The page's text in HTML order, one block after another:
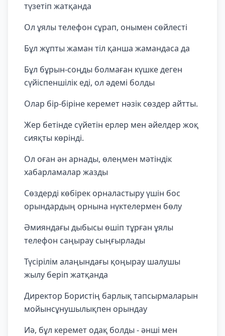
түзетіп жатқанда
Ол ұялы телефон сұрап, онымен сөйлесті
Бұл жұпты жаман тіл қанша жамандаса да
Бұл бұрын-соңды болмаған күшке деген
сүйіспеншілік еді, ол әдемі болды
Олар бір-біріне керемет нәзік сөздер айтты.
Жер бетінде сүйетін ерлер мен әйелдер жоқ
сияқты көрінді.
Ол оған ән арнады, өлеңмен мәтіндік
хабарламалар жазды
Сөздерді көбірек орналастыру үшін бос
орындардың орнына нүктелермен бөлу
Әмияндағы дыбысы өшіп тұрған ұялы
телефон саңырау сыңғырлады
Түсірілім алаңындағы қоңырау шалушы
жылу беріп жатқанда
Директор Бористің барлық тапсырмаларын
мойынсұнушылықпен орындау
Иә, бұл керемет одақ болды - әнші мен